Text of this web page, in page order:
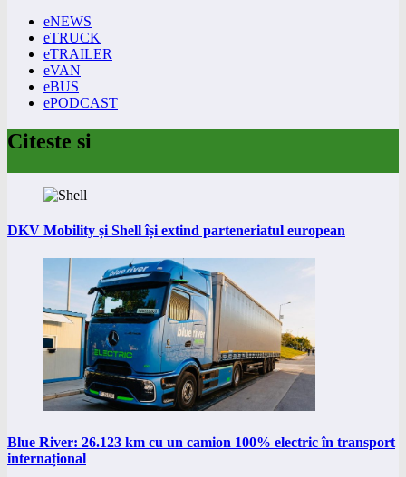
eNEWS
eTRUCK
eTRAILER
eVAN
eBUS
ePODCAST
Citeste si
DKV Mobility și Shell își extind parteneriatul european
Blue River: 26.123 km cu un camion 100% electric în transport
internațional